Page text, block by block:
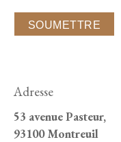
Adresse
53 avenue Pasteur,
93100 Montreuil